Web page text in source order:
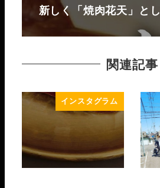
新しく「焼肉花天」と
関連記事
インスタグラム